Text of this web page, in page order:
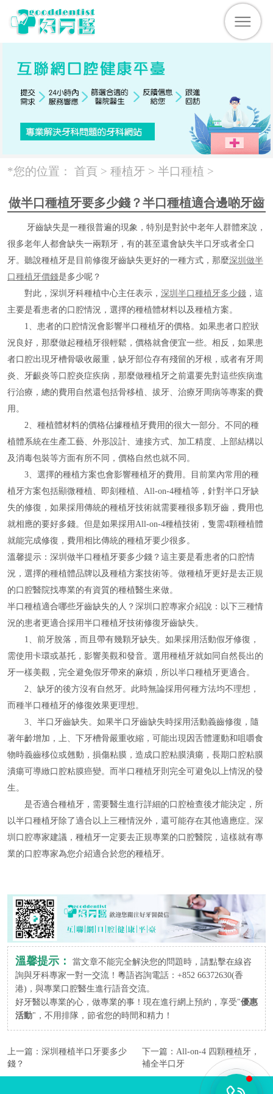
*您的位置： 首頁 > 種植牙 > 半口種植 >
做半口種植牙要多少錢？半口種植適合邊啲牙齒
牙齒缺失是一種很普遍的現象，特別是對於中老年人群體來說，
很多老年人都會缺失一兩顆牙，有的甚至還會缺失半口牙或者全口
牙。聽說種植牙是目前修復牙齒缺失更好的一種方式，那麼深圳做半
口種植牙價錢是多少呢？
對此，深圳牙科種植中心主任表示， 深圳半口種植牙多少錢，這
主要是看患者的口腔情況，選擇的種植體材料以及種植方案。
1、患者的口腔情況會影響半口種植牙的價格。如果患者口腔狀
況良好，那麼做起種植牙很輕鬆，價格就會便宜一些。相反，如果患
者口腔出現牙槽骨吸收嚴重，缺牙部位存有殘留的牙根，或者有牙周
炎、牙齦炎等口腔炎症疾病，那麼做種植牙之前還要先對這些疾病進
行治療，總的費用自然還包括骨移植、拔牙、治療牙周病等專案的費
用。
2、種植體材料的價格佔據種植牙費用的很大一部分。不同的種
植體系統在生產工藝、外形設計、連接方式、加工精度、上部結構以
及消毒包裝等方面有所不同，價格自然也就不同。
3、選擇的種植方案也會影響種植牙的費用。目前業內常用的種
植牙方案包括顯微種植、即刻種植、All-on-4種植等，針對半口牙缺
失的修復，如果採用傳統的種植牙技術就需要種很多顆牙齒，費用也
就相應的要好多錢。但是如果採用All-on-4種植技術，隻需4顆種植體
就能完成修復，費用相比傳統的種植牙要少很多。
溫馨提示：深圳做半口種植牙要多少錢？這主要是看患者的口腔情
況，選擇的種植體品牌以及種植方案技術等。做種植牙更好是去正規
的口腔醫院找專業的有資質的種植醫生來做。
半口種植適合哪些牙齒缺失的人？深圳口腔專家介紹說：以下三種情
況的患者更適合採用半口種植牙技術修復牙齒缺失。
1、前牙脫落，而且帶有幾顆牙缺失。如果採用活動假牙修復，
需使用卡環或基托，影響美觀和發音。選用種植牙就如同自然長出的
牙一樣美觀，完全避免假牙帶來的麻煩，所以半口種植牙更適合。
2、缺牙的後方沒有自然牙。此時無論採用何種方法均不理想，
而種半口種植牙的修復效果更理想。
3、半口牙齒缺失。如果半口牙齒缺失時採用活動義齒修復，隨
著年齡增加，上、下牙槽骨嚴重收縮，可能出現因舌體運動和咀嚼食
物時義齒移位或翹動，損傷粘膜，造成口腔粘膜潰瘍，長期口腔粘膜
潰瘍可導緻口腔粘膜癌變。而半口種植牙則完全可避免以上情況的發
生。
是否適合種植牙，需要醫生進行詳細的口腔檢查後才能決定，所
以半口種植牙除了適合以上三種情況外，還可能存在其他適應症。深
圳口腔專家建議，種植牙一定要去正規專業的口腔醫院，這樣就有專
業的口腔專家為您介紹適合於您的種植牙。
溫馨提示：
當文章不能完全解決您的問題時，請點擊在線咨
詢與牙科專家一對一交流！粵語咨詢電話：+852 66372630(香
港)，與專業口腔醫生進行語音交流。
好牙醫以專業的心，做專業的事！現在進行網上預約，享受"優惠
活動"，不用排隊，節省您的時間和精力！
上一篇： 深圳種植半口牙要多少
錢？
下一篇： All-on-4 四顆種植牙，
補全半口牙